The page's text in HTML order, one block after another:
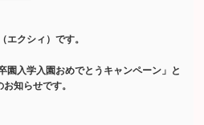
エクシィ）です。
入学入園おめでとうキャンペーン」と
知らせです。